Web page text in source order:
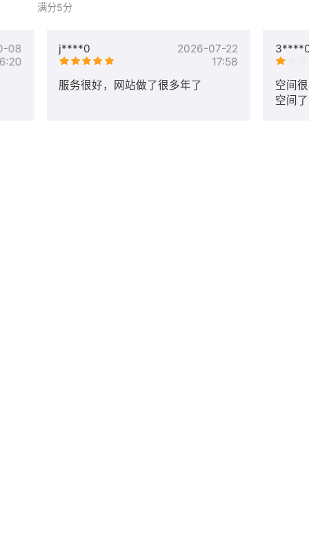
满分5分
j****0
2026-07-22
17:58
服务很好，网站做了很多年了
空间
空间
08